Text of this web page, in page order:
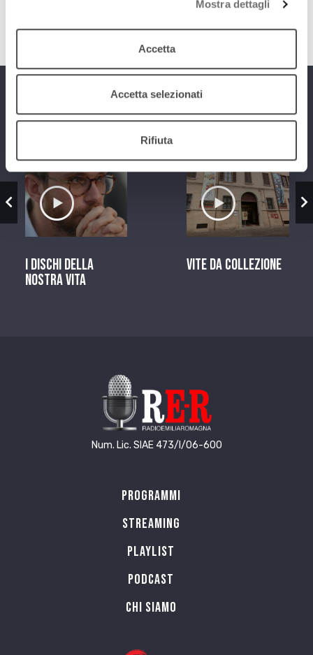
Mostra dettagli
Accetta
Accetta selezionati
Rifiuta
Programmi
Ascolta il servizio
I dischi della
nostra vita
Ascolta il
Vite da Collezione
Num. Lic. SIAE 473/I/06-600
Programmi
Streaming
Playlist
PODCAST
Chi siamo